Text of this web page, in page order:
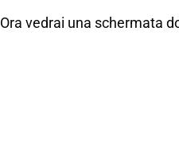
Ora vedrai una schermata